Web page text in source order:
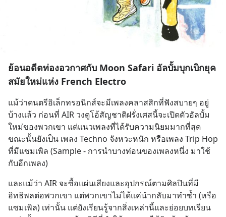
ย้อนอดีตท่องอวกาศกับ Moon Safari อัลบั้มบุกเบิกยุค
สมัยใหม่แห่ง French Electro
แม้ว่าดนตรีอิเล็กทรอนิกส์จะมีเพลงคลาสสิกที่ฟังสบายๆ อยู่
บ้างแล้ว ก่อนที่ AIR วงดูโอ้สัญชาติฝรั่งเศสนี้จะเปิดตัวอัลบั้ม
ใหม่ของพวกเขา แต่แนวเพลงที่ได้รับความนิยมมากที่สุด
ขณะนั้นยังเป็น เพลง Techno จังหวะหนัก หรือเพลง Trip Hop
ที่มีแซมเพิล (Sample - การนำบางท่อนของเพลงหนึ่ง มาใช้
กับอีกเพลง)
และแม้ว่า AIR จะซื้อแผ่นเสียงและอุปกรณ์ตามศิลปินที่มี
อิทธิพลต่อพวกเขา แต่พวกเขาไม่ได้แค่นำกลับมาทำซ้ำ (หรือ
แซมเพิล) เท่านั้น แต่ยังเรียนรู้จากสิ่งเหล่านี้และย่อยบทเรียน